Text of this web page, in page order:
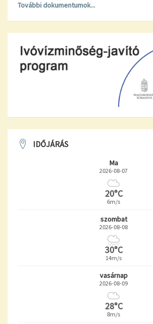
További dokumentumok...
IDŐJÁRÁS
Ma
2026-08-07
20°C
6m/s
szombat
2026-08-08
30°C
14m/s
vasárnap
2026-08-09
28°C
8m/s